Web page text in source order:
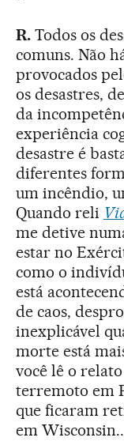
R. Todos os
comuns. Não
provocados
os desastres,
da
experiência
desastre é
diferentes
um incêndio,
Quando reli
me detive
estar no
como o
está
de caos,
inexplicável
morte está
você lê o
terremoto em
que ficaram
em